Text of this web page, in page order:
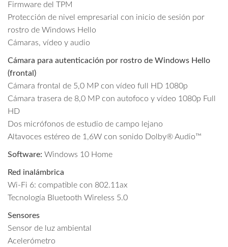
Firmware del TPM
Protección de nivel empresarial con inicio de sesión por
rostro de Windows Hello
Cámaras, vídeo y audio
Cámara para autenticación por rostro de Windows Hello
(frontal)
Cámara frontal de 5,0 MP con vídeo full HD 1080p
Cámara trasera de 8,0 MP con autofoco y vídeo 1080p Full
HD
Dos micrófonos de estudio de campo lejano
Altavoces estéreo de 1,6W con sonido Dolby® Audio™
Software: Windows 10 Home
Red inalámbrica
Wi-Fi 6: compatible con 802.11ax
Tecnología Bluetooth Wireless 5.0
Sensores
Sensor de luz ambiental
Acelerómetro